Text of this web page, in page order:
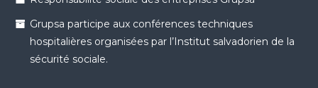
Grupsa participe aux conférences techniques
hospitalières organisées par l’Institut salvadorien de la
sécurité sociale.